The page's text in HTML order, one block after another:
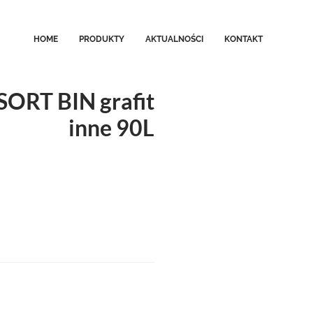
HOME PRODUKTY AKTUALNOŚCI KONTAKT
BIN grafit
inne 90L